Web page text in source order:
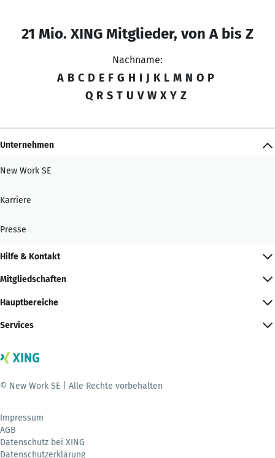
21 Mio. XING Mitglieder, von A bis Z
Nachname:
A B C D E F G H I J K L M N O P
Q R S T U V W X Y Z
Unternehmen
New Work SE
Karriere
Presse
Hilfe & Kontakt
Mitgliedschaften
Hauptbereiche
Services
© New Work SE | Alle Rechte vorbehalten
Impressum
AGB
Datenschutz bei XING
Datenschutzerklärung